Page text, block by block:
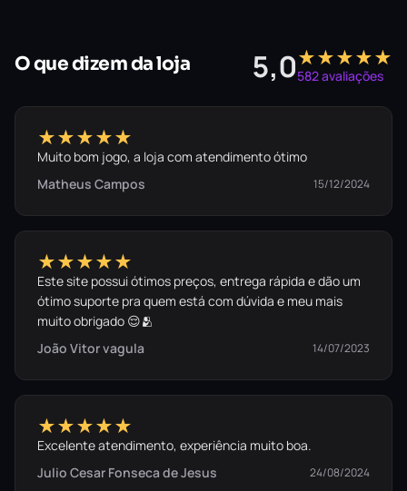
O que dizem da loja 5,0★★★★★
582 avaliações
★★★★★
Muito bom jogo, a loja com atendimento ótimo
Matheus Campos
15/12/2024
★★★★★
Este site possui ótimos preços, entrega rápida e dão um
ótimo suporte pra quem está com dúvida e meu mais
muito obrigado 😌🫂
João Vitor vagula
14/07/2023
★★★★★
Excelente atendimento, experiência muito boa.
Julio Cesar Fonseca de Jesus
24/08/2024